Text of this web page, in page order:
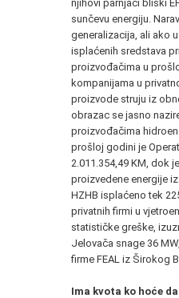
njihovi parnjaci bliski
sunčevu energiju.
generalizacija, ali ako
isplaćenih sredstava
proizvođačima u
kompanijama u
proizvode struju iz
obrazac se jasno
proizvođačima
prošloj godini je
2.011.354,49 KM, dok
proizvedene energije
HZHB isplaćeno tek
privatnih firmi u
statističke greške,
Jelovača snage 36
firme FEAL iz Širokog
Ima kvota ko hoće